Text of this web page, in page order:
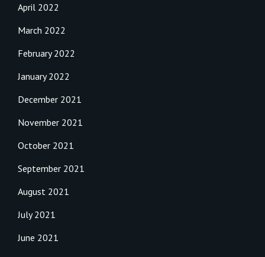
April 2022
March 2022
February 2022
January 2022
December 2021
November 2021
October 2021
September 2021
August 2021
July 2021
June 2021